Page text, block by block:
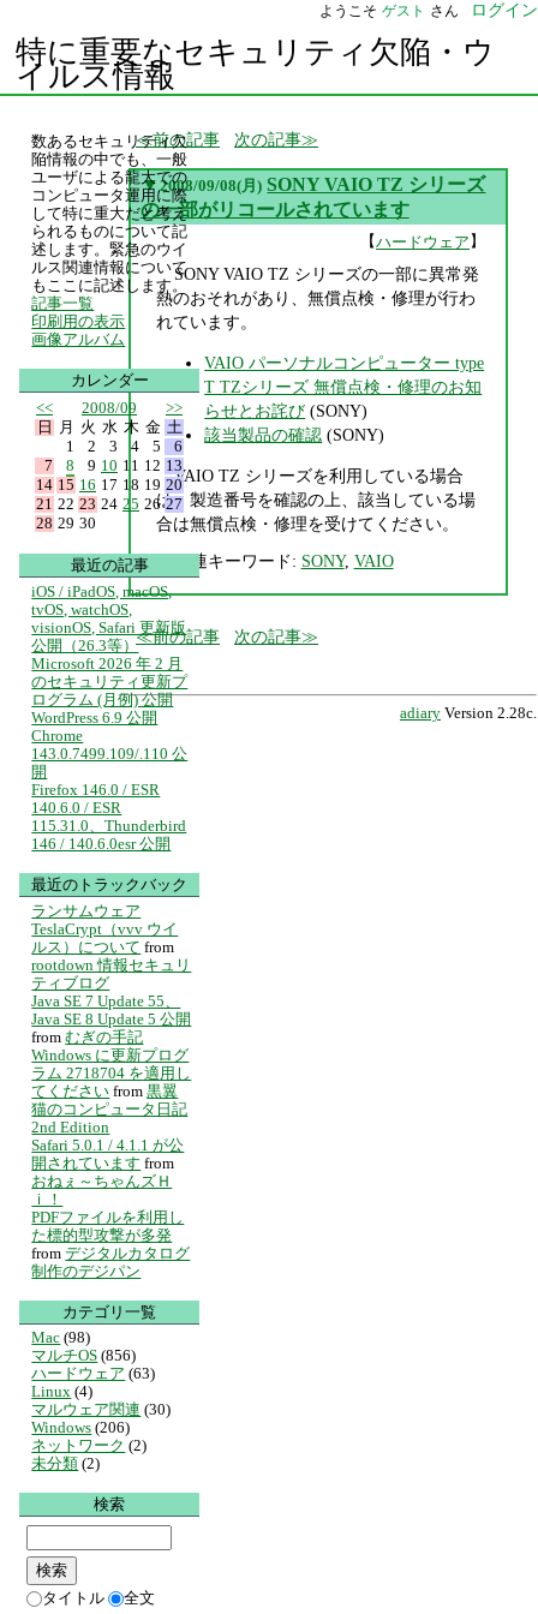
ようこそ ゲスト さん ログイン
特に重要なセキュリティ欠陥・ウ
イルス情報
前の記事 次の記事
▼ 2008/09/08(月) SONY VAIO TZ シリーズ
の一部がリコールされています
【ハードウェア】
SONY VAIO TZ シリーズの一部に異常発
熱のおそれがあり、無償点検・修理が行わ
れています。
VAIO パーソナルコンピューター type
T TZシリーズ 無償点検・修理のお知
らせとお詫び (SONY)
該当製品の確認 (SONY)
VAIO TZ シリーズを利用している場合
は、製造番号を確認の上、該当している場
合は無償点検・修理を受けてください。
関連キーワード: SONY, VAIO
前の記事 次の記事
adiary Version 2.28c.
数あるセキュリティ欠
陥情報の中でも、一般
ユーザによる龍大での
コンピュータ運用に際
して特に重大だと考え
られるものについて記
述します。緊急のウイ
ルス関連情報について
もここに記述します。
記事一覧
印刷用の表示
画像アルバム
カレンダー
<<
2008/09
>>
日
月 火 水 木 金 土
1
2 3 4 5
6
7
8 9 10 11 12 13
14 15 16 17 18 19 20
21 22 23 24 25 26 27
28 29 30
最近の記事
iOS / iPadOS, macOS,
tvOS, watchOS,
visionOS, Safari 更新版
公開（26.3等）
Microsoft 2026 年 2 月
のセキュリティ更新プ
ログラム (月例) 公開
WordPress 6.9 公開
Chrome
143.0.7499.109/.110 公
開
Firefox 146.0 / ESR
140.6.0 / ESR
115.31.0、Thunderbird
146 / 140.6.0esr 公開
最近のトラックバック
ランサムウェア
TeslaCrypt（vvv ウイ
ルス）について from
rootdown 情報セキュリ
ティブログ
Java SE 7 Update 55、
Java SE 8 Update 5 公開
from むぎの手記
Windows に更新プログ
ラム 2718704 を適用し
てください from 黒翼
猫のコンピュータ日記
2nd Edition
Safari 5.0.1 / 4.1.1 が公
開されています from
おねぇ～ちゃんズＨ
ｉ！
PDFファイルを利用し
た標的型攻撃が多発
from デジタルカタログ
制作のデジパン
カテゴリ一覧
Mac (98)
マルチOS (856)
ハードウェア (63)
Linux (4)
マルウェア関連 (30)
Windows (206)
ネットワーク (2)
未分類 (2)
検索
タイトル 全文